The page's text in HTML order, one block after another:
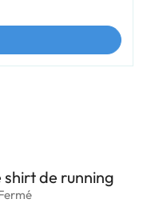
de running